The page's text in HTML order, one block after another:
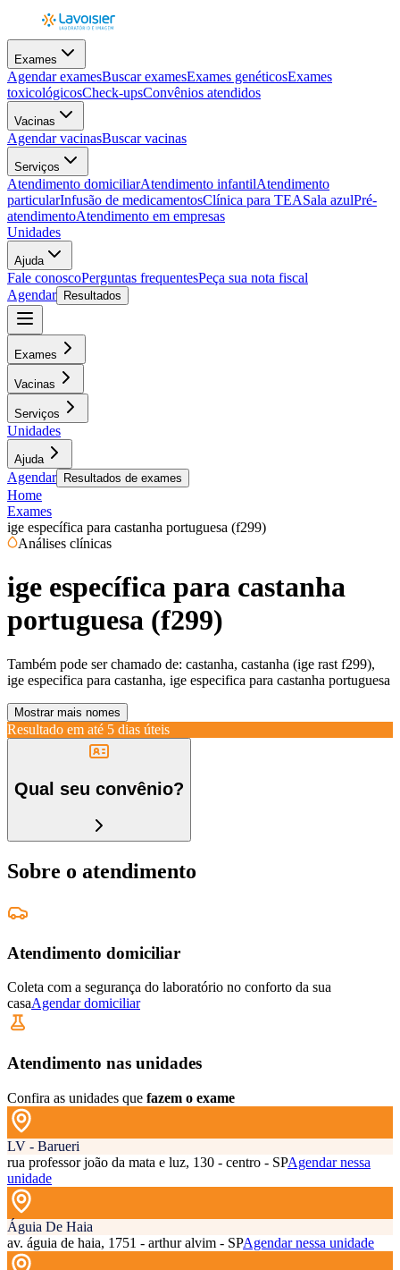
Exames
Agendar examesBuscar examesExames genéticosExames
toxicológicosCheck-upsConvênios atendidos
Vacinas
Agendar vacinasBuscar vacinas
Serviços
Atendimento domiciliarAtendimento infantilAtendimento
particularInfusão de medicamentosClínica para TEASala azulPré-
atendimentoAtendimento em empresas
Unidades
Ajuda
Fale conoscoPerguntas frequentesPeça sua nota fiscal
Agendar
Resultados
Exames
Vacinas
Serviços
Unidades
Ajuda
Agendar Resultados de exames
Home
Exames
ige específica para castanha portuguesa (f299)
Análises clínicas
ige específica para castanha
portuguesa (f299)
Também pode ser chamado de: castanha, castanha (ige rast f299),
ige especifica para castanha, ige especifica para castanha portuguesa
Mostrar mais nomes
Resultado em até 5 dias úteis
Qual seu convênio?
Sobre o atendimento
Atendimento domiciliar
Coleta com a segurança do laboratório no conforto da sua
casaAgendar domiciliar
Atendimento nas unidades
Confira as unidades que fazem o exame
LV - Barueri
rua professor joão da mata e luz, 130 - centro - SPAgendar nessa
unidade
Águia De Haia
av. águia de haia, 1751 - arthur alvim - SPAgendar nessa unidade